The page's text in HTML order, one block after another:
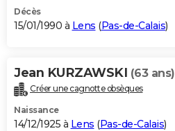
Décès
15/01/1990 à Lens (Pas-de-Calais)
Jean KURZAWSKI (63 ans)
Créer une cagnotte obsèques
Naissance
14/12/1925 à Lens (Pas-de-Calais)